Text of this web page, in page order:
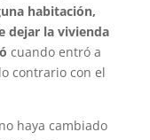
habitación,
dejar la vivienda
cuando entró a
contrario con el
haya cambiado